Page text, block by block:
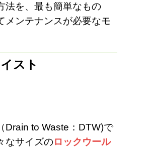
法を、最も簡単なもの
メンテナンスが必要なモ
スト
Drain to Waste：DTW)で
なサイズのロックウール